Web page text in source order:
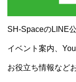
SH-SpaceのLINE
イベント案内、
お役立ち情報など